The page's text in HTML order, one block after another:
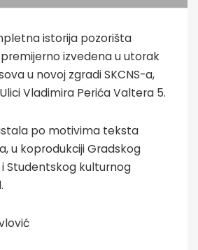
istorija pozorišta
izvedena u utorak
u novoj zgradi SKCNS-a,
Vladimira Perića Valtera 5.
po motivima teksta
u koprodukciji Gradskog
Studentskog kulturnog